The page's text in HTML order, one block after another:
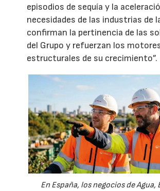
episodios de sequía y la
necesidades de las industrias de
confirman la pertinencia de las
del Grupo y refuerzan los
estructurales de su crecimiento”.
En España, los negocios de Agua,